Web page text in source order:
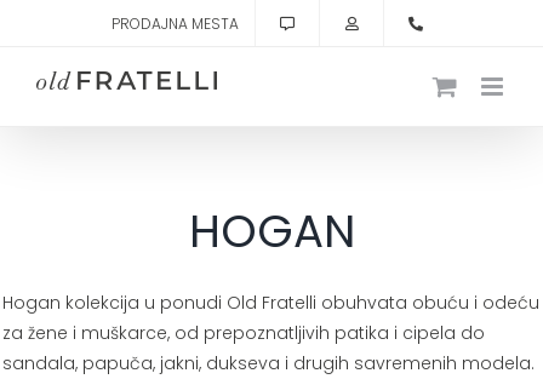
content
PRODAJNA MESTA
HOGAN
Hogan kolekcija u ponudi Old Fratelli obuhvata obuću i odeću
za žene i muškarce, od prepoznatljivih patika i cipela do
sandala, papuča, jakni, dukseva i drugih savremenih modela.